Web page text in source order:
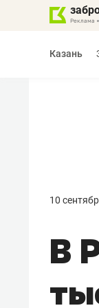
Казань
10
В